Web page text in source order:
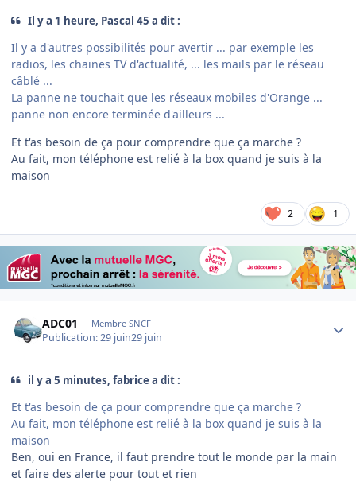
Il y a 1 heure, Pascal 45 a dit :
Il y a d'autres possibilités pour avertir ... par exemple les
radios, les chaines TV d'actualité, ... les mails par le réseau
câblé ...
La panne ne touchait que les réseaux mobiles d'Orange ...
panne non encore terminée d'ailleurs ...
Et t'as besoin de ça pour comprendre que ça marche ?
Au fait, mon téléphone est relié à la box quand je suis à la
maison
2 1
ADC01 Membre SNCF
Publication:29 juin29 juin
il y a 5 minutes, fabrice a dit :
Et t'as besoin de ça pour comprendre que ça marche ?
Au fait, mon téléphone est relié à la box quand je suis à la
maison
Ben, oui en France, il faut prendre tout le monde par la main
et faire des alerte pour tout et rien